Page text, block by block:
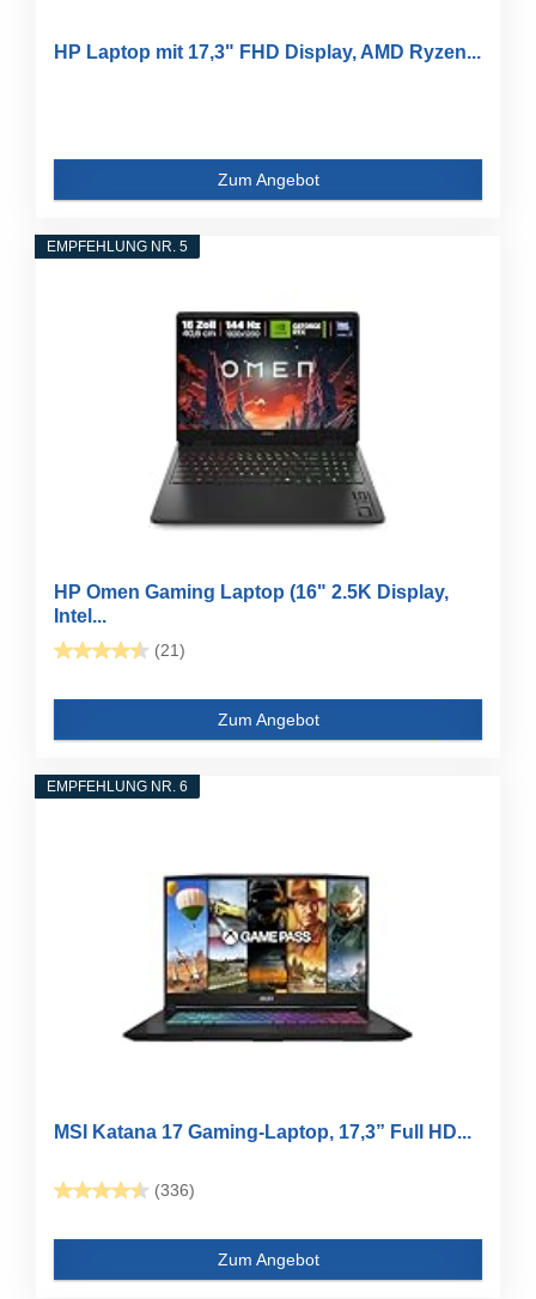
HP Laptop mit 17,3" FHD Display, AMD Ryzen...
Zum Angebot
EMPFEHLUNG NR. 5
HP Omen Gaming Laptop (16" 2.5K Display,
Intel...
(21)
Zum Angebot
EMPFEHLUNG NR. 6
MSI Katana 17 Gaming-Laptop, 17,3” Full HD...
(336)
Zum Angebot